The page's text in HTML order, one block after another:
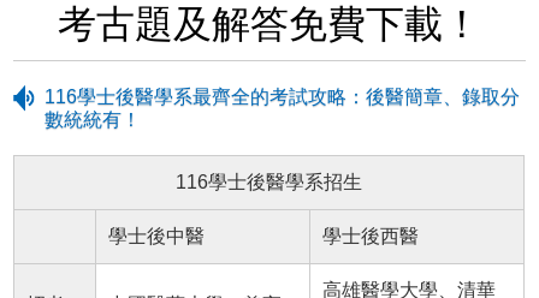
考古題及解答免費下載！
116學士後醫學系最齊全的考試攻略：後醫簡章、錄取分
數統統有！
116學士後醫學系招生
學士後中醫 學士後西醫
高雄醫學大學、清華